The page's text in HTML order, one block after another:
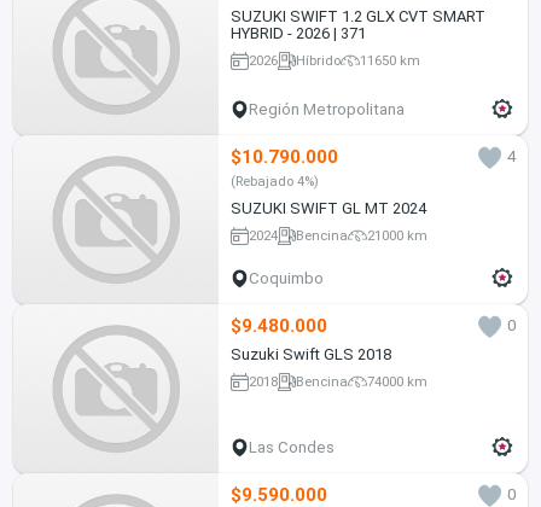
SUZUKI SWIFT 1.2 GLX CVT SMART
HYBRID - 2026 | 371
2026 Híbrido 11650 km
Región Metropolitana
$10.790.000 4
(Rebajado 4%)
SUZUKI SWIFT GL MT 2024
2024 Bencina 21000 km
Coquimbo
$9.480.000
0
Suzuki Swift GLS 2018
2018 Bencina 74000 km
Las Condes
$9.590.000
0